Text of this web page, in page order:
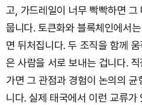
고, 가드레일이 너무 빡빡하면 그
뭅니다. 토큰화와 블록체인에서
면 뒤처집니다. 두 조직을 함께
은 사람을 서로 보내는 겁니다.
가면 그 관점과 경험이 논의의
니다. 실제 태국에서 이런 교류가